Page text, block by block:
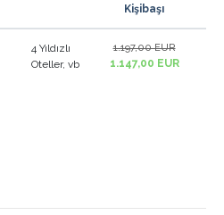
Kişibaşı
4 Yıldızlı
Oteller, vb
1.197,00 EUR
1.147,00 EUR